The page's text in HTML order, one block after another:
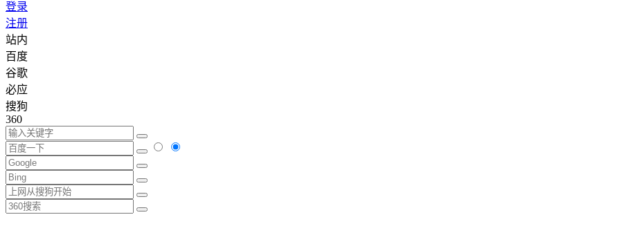
登录
注册
站内
百度
谷歌
必应
搜狗
360